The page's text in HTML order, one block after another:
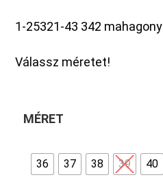
1-25321-43 342 mahagony
Válassz méretet!
MÉRET
36 37 38 39 40